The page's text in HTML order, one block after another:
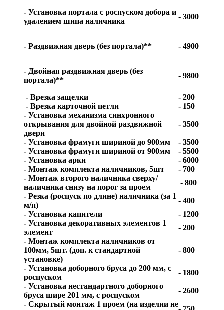
- Установка портала с роспуском добора и
удалением шипа наличника
- 3000
- Раздвижная дверь (без портала)** - 4900
- Двойная раздвижная дверь (без
портала)**
- 9800
- Врезка защелки
- 200
- Врезка карточной петли
- 150
- Установка механизма синхронного
открывания для двойной раздвижной
двери
- 3500
- Установка фрамуги шириной до 900мм
- 3500
- Установка фрамуги шириной от 900мм
- 5500
- Установка арки
- 6000
- Монтаж комплекта наличников, 5шт
- 700
- Монтаж второго наличника сверху/
наличника снизу на порог за проем
- 800
- Резка (роспуск по длине) наличника (за 1
м/п)
- 400
- Установка капители
- 1200
- Установка декоративных элементов 1
элемент
- 200
- Монтаж комплекта наличников от
100мм, 5шт. (доп. к стандартной
установке)
- 800
- Установка доборного бруса до 200 мм, с
роспуском
- 1800
- Установка нестандартного доборного
бруса шире 201 мм, с роспуском
- 2600
- Скрытый монтаж 1 проем (на изделии не